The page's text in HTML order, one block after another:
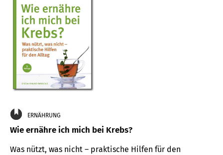
ERNÄHRUNG
Wie ernähre ich mich bei Krebs?
Was nützt, was nicht – praktische Hilfen für den